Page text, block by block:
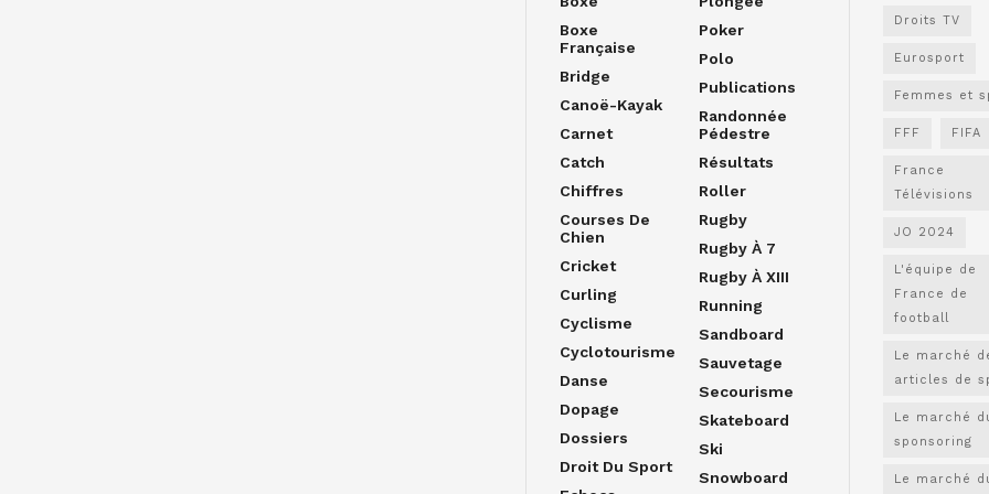
Boxe
Française
Bridge
Canoë-Kayak
Carnet
Catch
Chiffres
Courses De
Chien
Cricket
Curling
Cyclisme
Cyclotourisme
Danse
Dopage
Dossiers
Droit Du Sport
Poker
Polo
Publications
Randonnée
Pédestre
Résultats
Roller
Rugby
Rugby À 7
Rugby À XIII
Running
Sandboard
Sauvetage
Secourisme
Skateboard
Ski
Snowboard
Droits TV
Eurosport
Femmes et
FFF FIFA
France
Télévisions
JO 2024
L'équipe de
France de
football
Le marché
articles de
Le marché
sponsoring
Le marché